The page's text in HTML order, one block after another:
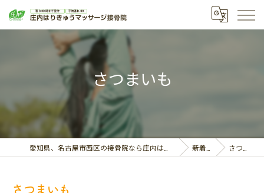
さつまいも
新着情報 さつまいも
さつまいも